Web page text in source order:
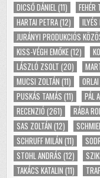
DICSŐ DÁNIEL (11) FEHÉR
HARTAI PETRA(12)
JURÁNYI PRODUKCIÓS
KISS-VÉGH EMŐKE(12)
LÁSZLÓ ZSOLT (20)
MUCSI ZOLTÁN (11)
PUSKÁS TAMÁS (11) PÁL
RECENZIÓ (261) RÁBA
SAS ZOLTÁN (12)
SCHRUFF MILÁN (11)
STOHL ANDRÁS (12)
TAKÁCS KATALIN (11)